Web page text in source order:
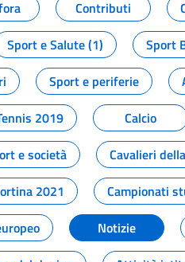
Contributi
Sport e Salute (1) Sport
Sport e periferie
2019 Calcio
e società Cavalieri
2021 Campionati
Notizie